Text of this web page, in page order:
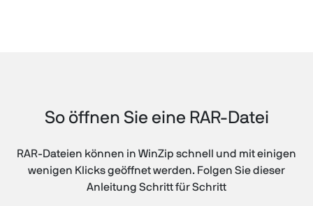
So öffnen Sie eine RAR-Datei
RAR-Dateien können in WinZip schnell und mit einigen
wenigen Klicks geöffnet werden. Folgen Sie dieser
Anleitung Schritt für Schritt